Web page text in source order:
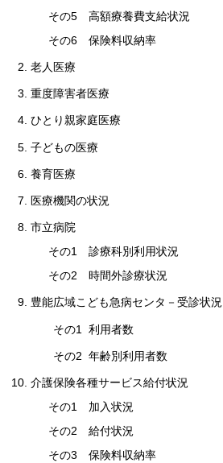
その5 高額療養費支給状況
その6 保険料収納率
2. 老人医療
3. 重度障害者医療
4. ひとり親家庭医療
5. 子どもの医療
6. 養育医療
7. 医療機関の状況
8. 市立病院
その1 診療科別利用状況
その2 時間外診療状況
9. 豊能広域こども急病センタ－受診状況
その1 利用者数
その2 年齢別利用者数
10. 介護保険各種サービス給付状況
その1 加入状況
その2 給付状況
その3 保険料収納率